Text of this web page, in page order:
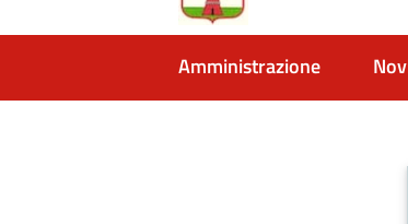
Amministrazione